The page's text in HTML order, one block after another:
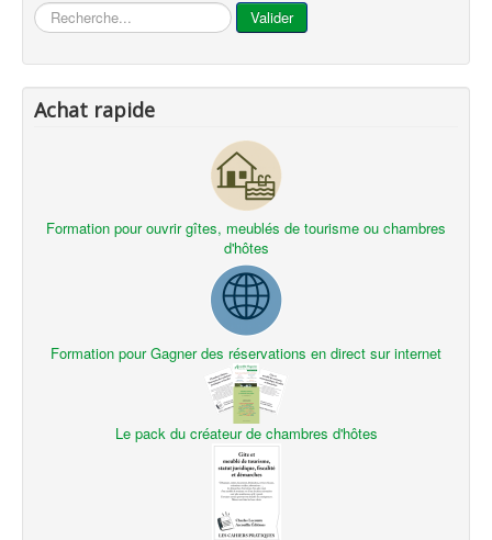
... Valider
Achat rapide
Formation pour ouvrir gîtes, meublés de tourisme ou chambres
d'hôtes
Formation pour Gagner des réservations en direct sur internet
Le pack du créateur de chambres d'hôtes